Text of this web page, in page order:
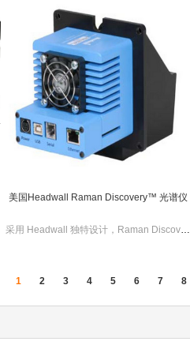
美国Headwall Raman Discovery™ 光谱仪
采用 Headwall 独特设计，Raman Discovery™ 产品设计用于完成苛刻成像环境下的应用。
1 2 3 4 5 6 7 8